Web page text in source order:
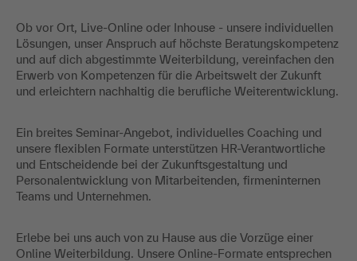
Ob vor Ort, Live-Online oder Inhouse - unsere individuellen
Lösungen, unser Anspruch auf höchste Beratungskompetenz
und auf dich abgestimmte Weiterbildung, vereinfachen den
Erwerb von Kompetenzen für die Arbeitswelt der Zukunft
und erleichtern nachhaltig die berufliche Weiterentwicklung.
Ein breites Seminar-Angebot, individuelles Coaching und
unsere flexiblen Formate unterstützen HR-Verantwortliche
und Entscheidende bei der Zukunftsgestaltung und
Personalentwicklung von Mitarbeitenden, firmeninternen
Teams und Unternehmen.
Erlebe bei uns auch von zu Hause aus die Vorzüge einer
Online Weiterbildung. Unsere Online-Formate entsprechen